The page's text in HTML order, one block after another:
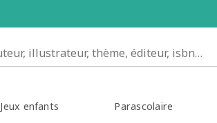
Jeux enfants Parascolaire